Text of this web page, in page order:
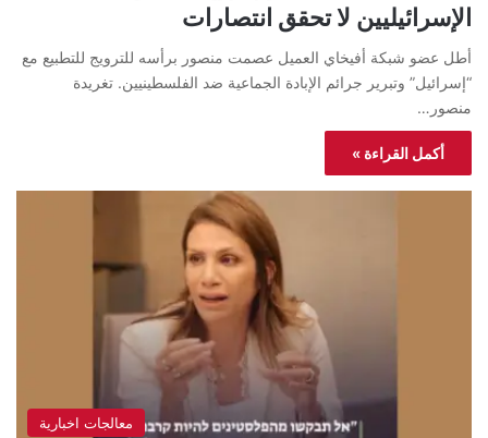
الإسرائيليين لا تحقق انتصارات
أطل عضو شبكة أفيخاي العميل عصمت منصور برأسه للترويج للتطبيع مع
“إسرائيل” وتبرير جرائم الإبادة الجماعية ضد الفلسطينيين. تغريدة
منصور…
أكمل القراءة »
معالجات اخبارية